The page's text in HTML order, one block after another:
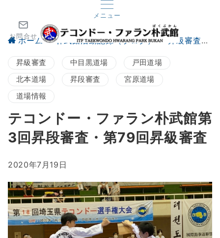
メニュー
お問合せ
ホーム 朴武館活動記録（ブログ） 昇級審査
昇級審査 中目黒道場
戸田道場
北本道場
昇段審査
宮原道場
道場情報
テコンドー・ファラン朴武館第
3回昇段審査・第79回昇級審査
2020年7月19日